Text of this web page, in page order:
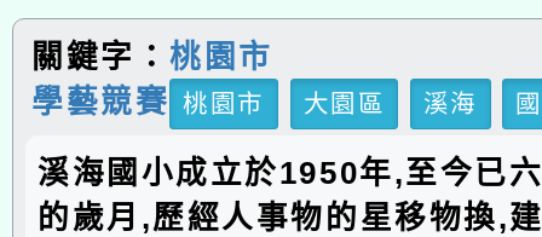
關鍵字：桃園市
學藝競賽 桃園市 大園區 溪海
溪海國小成立於1950年,至今已
的歲月,歷經人事物的星移物換,